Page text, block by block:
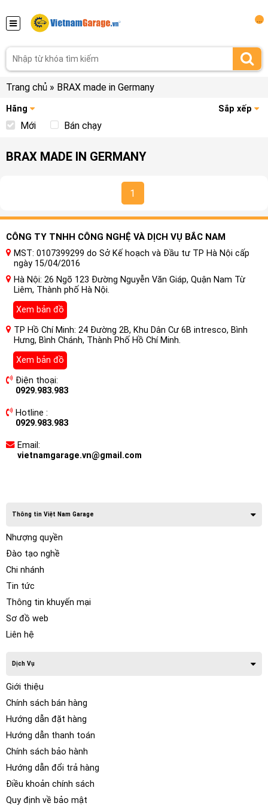
Trang chủ » BRAX made in Germany
Hãng Sắp xếp
Mới Bán chạy
BRAX MADE IN GERMANY
1
CÔNG TY TNHH CÔNG NGHỆ VÀ DỊCH VỤ BẮC NAM
MST: 0107399299 do Sở Kế hoạch và Đầu tư TP Hà Nội cấp
ngày 15/04/2016
Hà Nội: 26 Ngõ 123 Đường Nguyễn Văn Giáp, Quận Nam Từ
Liêm, Thành phố Hà Nội.
Xem bản đồ
TP Hồ Chí Minh: 24 Đường 2B, Khu Dân Cư 6B intresco, Bình
Hưng, Bình Chánh, Thành Phố Hồ Chí Minh.
Xem bản đồ
Điện thoại:
0929.983.983
Hotline :
0929.983.983
Email:
vietnamgarage.vn@gmail.com
Thông tin Việt Nam Garage
Nhượng quyền
Đào tạo nghề
Chi nhánh
Tin tức
Thông tin khuyến mại
Sơ đồ web
Liên hệ
Dịch Vụ
Giới thiệu
Chính sách bán hàng
Hướng dẫn đặt hàng
Hướng dẫn thanh toán
Chính sách bảo hành
Hướng dẫn đổi trả hàng
Điều khoản chính sách
Quy định về bảo mật